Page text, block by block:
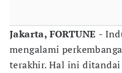
Jakarta, FORTUNE -
mengalami
terakhir. Hal ini ditandai